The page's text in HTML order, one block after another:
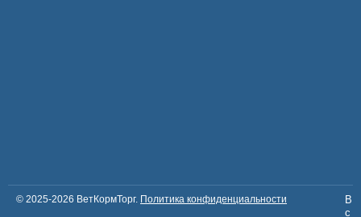
© 2025-2026 ВетКормТорг. Политика конфиденциальности
В
с